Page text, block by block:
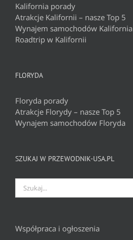
Kalifornia porady
Atrakcje Kalifornii – nasze Top 5
Wynajem samochodów Kalifornia
Roadtrip w Kalifornii
FLORYDA
Floryda porady
Atrakcje Florydy – nasze Top 5
Wynajem samochodów Floryda
SZUKAJ W PRZEWODNIK-USA.PL
Szukaj
Współpraca i ogłoszenia